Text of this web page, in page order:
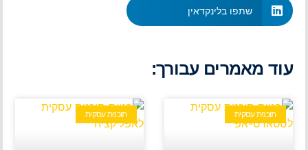
שתפו בלינקדאין
עוד מאמרים עבורך:
תוכנית עסקית תוכנית עסקית